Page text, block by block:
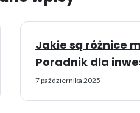
Jakie są różnice
Poradnik dla
7 października 2025